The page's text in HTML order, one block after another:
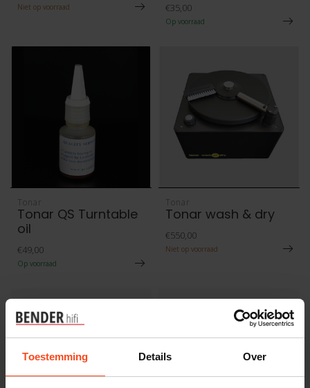
Toestemming Details Over
Niet op voorraad €35,00
Op voorraad
Tonar
Tonar QS Turntable
oil
€49,00
Op voorraad
Tonar
Tonar wash & dry
€550,00
Niet op voorraad